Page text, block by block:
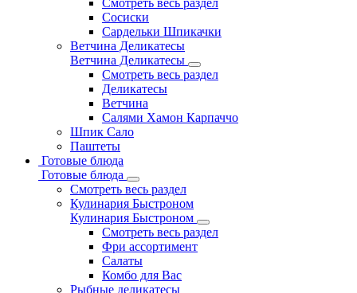
Смотреть весь раздел
Сосиски
Сардельки Шпикачки
Ветчина Деликатесы
Ветчина Деликатесы
Смотреть весь раздел
Деликатесы
Ветчина
Салями Хамон Карпаччо
Шпик Сало
Паштеты
Готовые блюда
Готовые блюда
Смотреть весь раздел
Кулинария Быстроном
Кулинария Быстроном
Смотреть весь раздел
Фри ассортимент
Салаты
Комбо для Вас
Рыбные деликатесы